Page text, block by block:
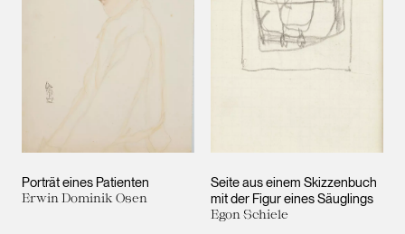
Porträt eines Patienten
Erwin Dominik Osen
Seite aus einem Skizzenbuch
mit der Figur eines Säuglings
Egon Schiele